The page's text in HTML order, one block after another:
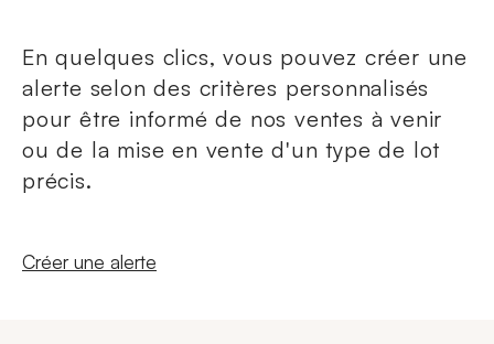
En quelques clics, vous pouvez créer une
alerte selon des critères personnalisés
pour être informé de nos ventes à venir
ou de la mise en vente d'un type de lot
précis.
Nouvelle fenêtre
Créer une alerte